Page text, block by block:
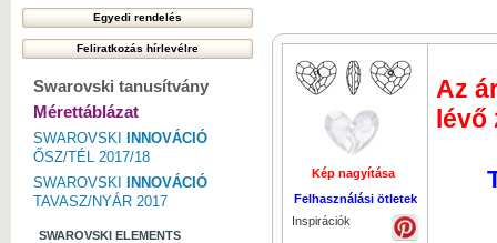
Swarovski tanusítvány
Mérettáblázat
SWAROVSKI
INNOVÁCIÓ
ŐSZ/TÉL 2017/18
SWAROVSKI
INNOVÁCIÓ
TAVASZ/NYÁR 2017
SWAROVSKI ELEMENTS
Kép nagyítása
Kép
Felhasználási ötletek
Inspirációk
Az
lévő